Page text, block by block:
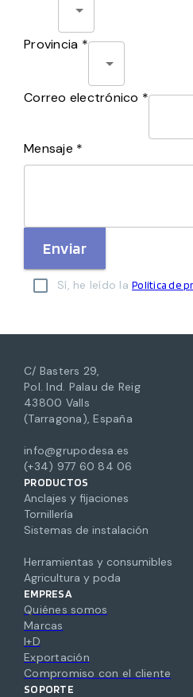
Provincia *
Correo electrónico *
Mensaje *
Enviar
Sí, he leído la Política de
C/ Basters 29,
Pol. Ind. Palau de Reig
43800 Valls
(Tarragona), España
info@grupodesa.es
(+34) 977 60 84 06
PRODUCTOS
Anclajes y fijaciones
Tornillería
Sistemas de instalación
Herramientas y consumibles
Agricultura y poda
EMPRESA
Quiénes somos
Marcas
I+D
Exportación
Compromiso con el cliente
SOPORTE